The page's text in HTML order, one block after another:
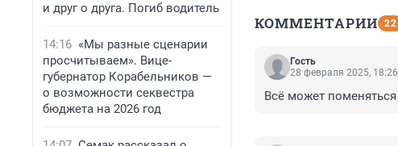
и друг о друга. Погиб водитель
14:16 «Мы разные сценарии
просчитываем». Вице-
губернатор Корабельников —
о возможности секвестра
бюджета на 2026 год
КОММЕНТАРИИ 22
Гость
28 февраля 2025, 18:26
Всё может поменяться